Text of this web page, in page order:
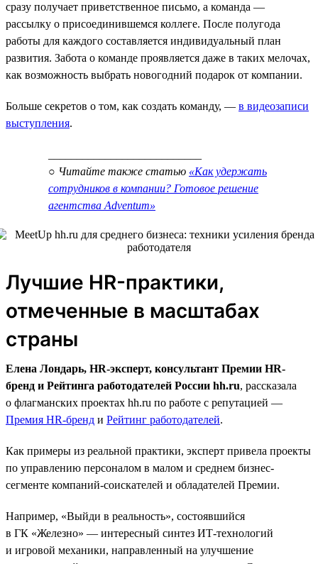
сразу получает приветственное письмо, а команда —
рассылку о присоединившемся коллеге. После полугода
работы для каждого составляется индивидуальный план
развития. Забота о команде проявляется даже в таких мелочах,
как возможность выбрать новогодний подарок от компании.
Больше секретов о том, как создать команду, — в видеозаписи
выступления.
○ Читайте также статью «Как удержать
сотрудников в компании? Готовое решение
агентства Adventum»
Лучшие HR-практики,
отмеченные в масштабах
страны
Елена Лондарь, HR-эксперт, консультант Премии HR-
бренд и Рейтинга работодателей России hh.ru, рассказала
о флагманских проектах hh.ru по работе с репутацией —
Премия HR-бренд и Рейтинг работодателей.
Как примеры из реальной практики, эксперт привела проекты
по управлению персоналом в малом и среднем бизнес-
сегменте компаний-соискателей и обладателей Премии.
Например, «Выйди в реальность», состоявшийся
в ГК «Железно» — интересный синтез ИТ-технологий
и игровой механики, направленный на улучшение